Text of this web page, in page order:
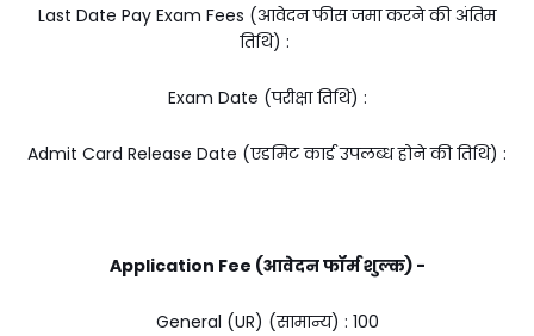
Last Date Pay Exam Fees (आवेदन फीस जमा करने की अंतिम
तिथि) :
Exam Date (परीक्षा तिथि) :
Admit Card Release Date (एडमिट कार्ड उपलब्ध होने की तिथि) :
Application Fee (आवेदन फॉर्म शुल्क) -
General (UR) (सामान्य) : ₹100